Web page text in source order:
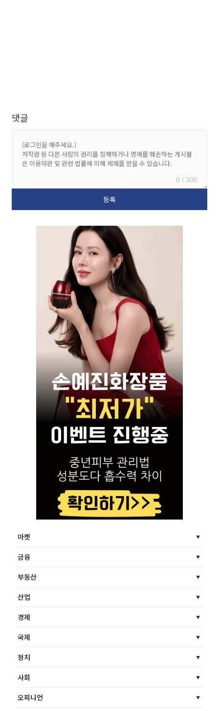
댓글
0 / 300
마켓
금융
부동산
산업
경제
국제
정치
사회
오피니언